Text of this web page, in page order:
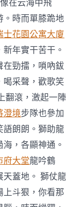
在云海中飛
時而單膝跪地
士花園公寓大廈
年實干苦干。
勁擂，嗩吶鈸
喝采聲，歡歌笑
翻滾，激起一陣
澄境步隊也參加
朗朗。獅助龍
，各顯神通。
府大堂龍吟鶴
蓋地。 獅仗龍
斗狠，你看那